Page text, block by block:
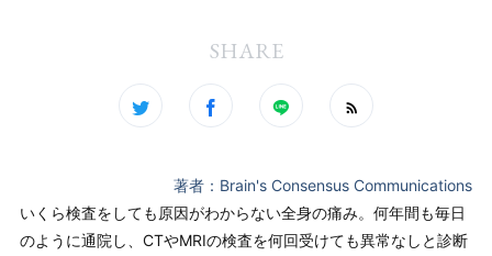
SHARE
著者：Brain's Consensus Communications
いくら検査をしても原因がわからない全身の痛み。何年間も毎日
のように通院し、CTやMRIの検査を何回受けても異常なしと診断